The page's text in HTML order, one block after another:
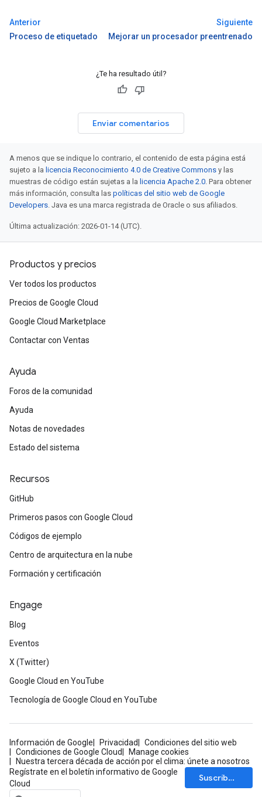
Anterior
Proceso de etiquetado
Siguiente
Mejorar un procesador preentrenado
¿Te ha resultado útil?
Enviar comentarios
A menos que se indique lo contrario, el contenido de esta página está
sujeto a la licencia Reconocimiento 4.0 de Creative Commons y las
muestras de código están sujetas a la licencia Apache 2.0 . Para obtener
más información, consulta las políticas del sitio web de Google
Developers . Java es una marca registrada de Oracle o sus afiliados.
Última actualización: 2026-01-14 (UTC).
Productos y precios
Ver todos los productos
Precios de Google Cloud
Google Cloud Marketplace
Contactar con Ventas
Ayuda
Foros de la comunidad
Ayuda
Notas de novedades
Estado del sistema
Recursos
GitHub
Primeros pasos con Google Cloud
Códigos de ejemplo
Centro de arquitectura en la nube
Formación y certificación
Engage
Blog
Eventos
X (Twitter)
Google Cloud en YouTube
Tecnología de Google Cloud en YouTube
Información de Google Privacidad
Condiciones del sitio web
Condiciones de Google Cloud
Manage cookies
Nuestra tercera década de acción por el clima: únete a nosotros
Regístrate en el boletín informativo de Google
Cloud
Suscríbete